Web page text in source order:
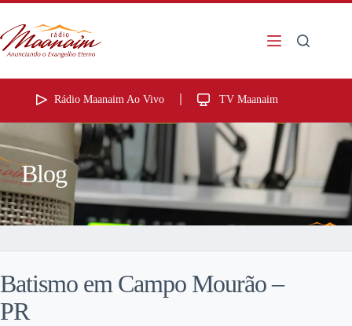
Rádio Maanaim Ao Vivo TV Maanaim
Blog
Batismo em Campo Mourão –
PR